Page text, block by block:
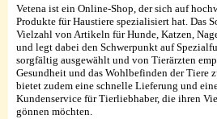
Vetena ist ein Online-Shop, der sich auf
Produkte für Haustiere spezialisiert hat. Das
Vielzahl von Artikeln für Hunde, Katzen,
und legt dabei den Schwerpunkt auf
sorgfältig ausgewählt und von Tierärzten
Gesundheit und das Wohlbefinden der Tiere
bietet zudem eine schnelle Lieferung und
Kundenservice für Tierliebhaber, die ihren
gönnen möchten.